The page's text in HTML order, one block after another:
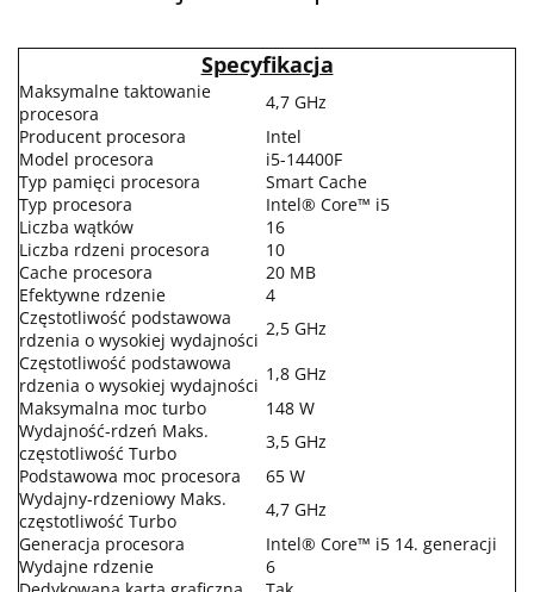
Specyfikacja
Maksymalne taktowanie
procesora
4,7 GHz
Producent procesora
Intel
Model procesora
i5-14400F
Typ pamięci procesora
Smart Cache
Typ procesora
Intel® Core™ i5
Liczba wątków
16
Liczba rdzeni procesora
10
Cache procesora
20 MB
Efektywne rdzenie
4
Częstotliwość podstawowa
rdzenia o wysokiej wydajności
2,5 GHz
Częstotliwość podstawowa
rdzenia o wysokiej wydajności
1,8 GHz
Maksymalna moc turbo
148 W
Wydajność-rdzeń Maks.
częstotliwość Turbo
3,5 GHz
Podstawowa moc procesora
65 W
Wydajny-rdzeniowy Maks.
częstotliwość Turbo
4,7 GHz
Generacja procesora
Intel® Core™ i5 14. generacji
Wydajne rdzenie
6